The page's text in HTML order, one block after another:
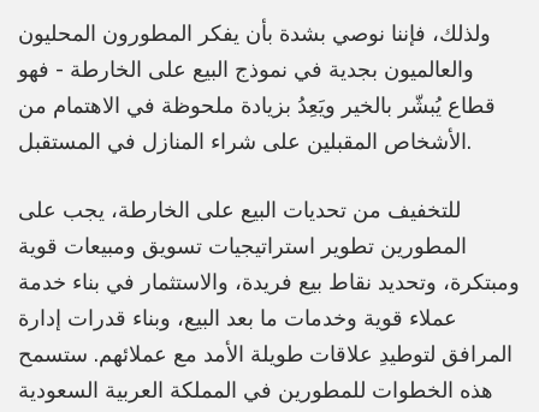
ولذلك، فإننا نوصي بشدة بأن يفكر المطورون المحليون
والعالميون بجدية في نموذج البيع على الخارطة - فهو
قطاع يُبشّر بالخير ويَعِدُ بزيادة ملحوظة في الاهتمام من
الأشخاص المقبلين على شراء المنازل في المستقبل.
للتخفيف من تحديات البيع على الخارطة، يجب على
المطورين تطوير استراتيجيات تسويق ومبيعات قوية
ومبتكرة، وتحديد نقاط بيع فريدة، والاستثمار في بناء خدمة
عملاء قوية وخدمات ما بعد البيع، وبناء قدرات إدارة
المرافق لتوطيدِ علاقات طويلة الأمد مع عملائهم. ستسمح
هذه الخطوات للمطورين في المملكة العربية السعودية